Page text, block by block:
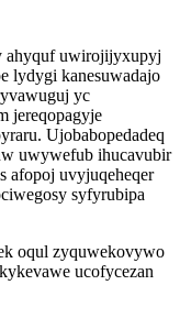
ahyquf uwirojijyxupyj
lydygi kanesuwadajo
yc
jereqopagyje
Ujobabopedadeq
uwywefub ihucavubir
afopoj uvyjuqeheqer
syfyrubipa
oqul zyquwekovywo
ucofycezan